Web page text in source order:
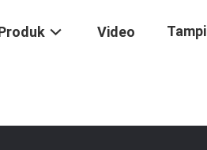
Video
ODM Woven Ribbon Trim